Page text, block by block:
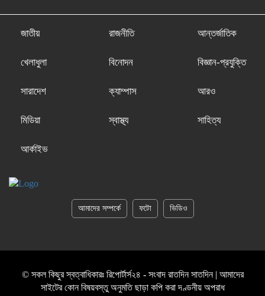
জাতীয় রাজনীতি আন্তর্জাতিক
খেলাধুলা বিনোদন বিজ্ঞান-প্রযুক্তি
সারাদেশ ক্যাম্পাস আরও
মিডিয়া স্বাস্থ্য সাহিত্য
আর্কাইভ
আমাদের সম্পর্কে ফটো ভিডিও
© সকল কিছুর স্বত্বাধিকারঃ রিপোর্টার্স২৪ - সংবাদ রাতদিন সাতদিন | আমাদের
সাইটের কোন বিষয়বস্তু অনুমতি ছাড়া কপি করা দণ্ডনীয় অপরাধ